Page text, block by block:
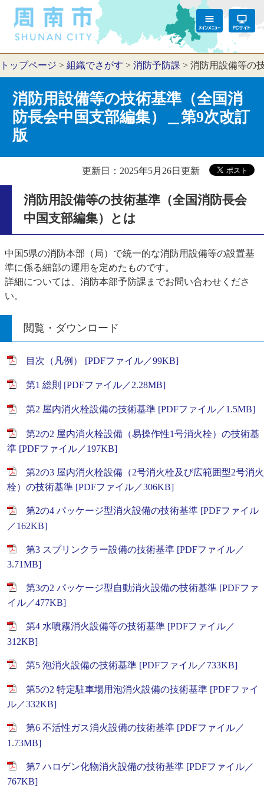
トップページ > 組織でさがす > 消防予防課 > 消防用設備等の
消防用設備等の技術基準（全国消
防長会中国支部編集）＿第9次改訂
版
更新日：2025年5月26日更新
消防用設備等の技術基準（全国消防長会
中国支部編集）とは
中国5県の消防本部（局）で統一的な消防用設備等の設置基
準に係る細部の運用を定めたものです。
詳細については、消防本部予防課までお問い合わせくださ
い。
閲覧・ダウンロード
目次（凡例） [PDFファイル／99KB]
第1 総則 [PDFファイル／2.28MB]
第2 屋内消火栓設備の技術基準 [PDFファイル／1.5MB]
第2の2 屋内消火栓設備（易操作性1号消火栓）の技術基
準 [PDFファイル／197KB]
第2の3 屋内消火栓設備（2号消火栓及び広範囲型2号消火
栓）の技術基準 [PDFファイル／306KB]
第2の4 パッケージ型消火設備の技術基準 [PDFファイル
／162KB]
第3 スプリンクラー設備の技術基準 [PDFファイル／
3.71MB]
第3の2 パッケージ型自動消火設備の技術基準 [PDFファ
イル／477KB]
第4 水噴霧消火設備等の技術基準 [PDFファイル／
312KB]
第5 泡消火設備の技術基準 [PDFファイル／733KB]
第5の2 特定駐車場用泡消火設備の技術基準 [PDFファイ
ル／332KB]
第6 不活性ガス消火設備の技術基準 [PDFファイル／
1.73MB]
第7 ハロゲン化物消火設備の技術基準 [PDFファイル／
767KB]